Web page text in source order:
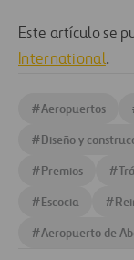
Este artículo se
International.
#Aeropuertos
#Diseño y
#Premios #
#Escocia #
#Aeropuerto de